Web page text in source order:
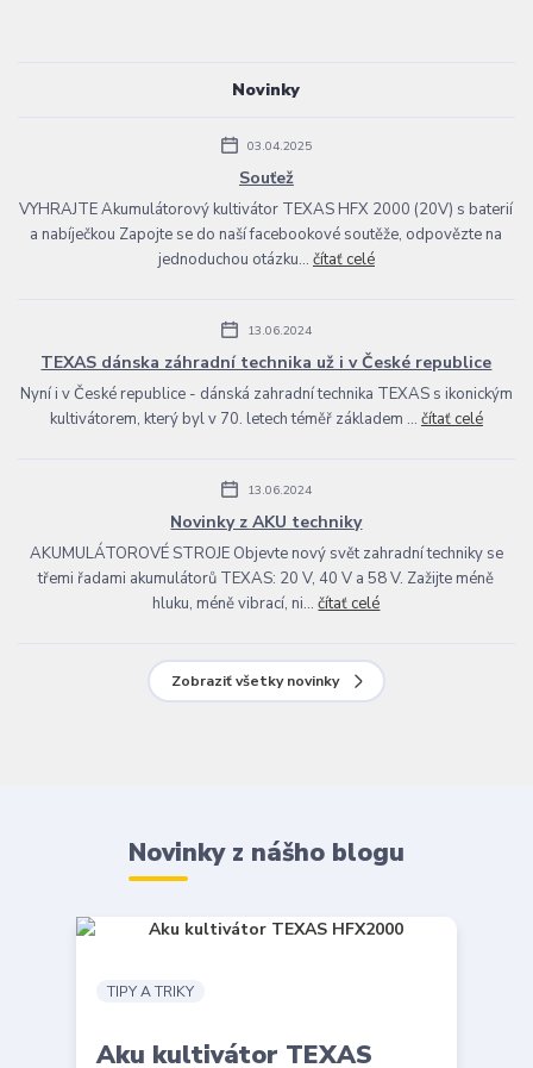
Novinky
03.04.2025
Souťež
VYHRAJTE Akumulátorový kultivátor TEXAS HFX 2000 (20V) s baterií
a nabíječkou Zapojte se do naší facebookové soutěže, odpovězte na
jednoduchou otázku... čítať celé
13.06.2024
TEXAS dánska záhradní technika už i v České republice
Nyní i v České republice - dánská zahradní technika TEXAS s ikonickým
kultivátorem, který byl v 70. letech téměř základem ... čítať celé
13.06.2024
Novinky z AKU techniky
AKUMULÁTOROVÉ STROJE Objevte nový svět zahradní techniky se
třemi řadami akumulátorů TEXAS: 20 V, 40 V a 58 V. Zažijte méně
hluku, méně vibrací, ni...čítať celé
Zobraziť všetky novinky
Novinky z nášho blogu
TIPY A TRIKY
Aku kultivátor TEXAS